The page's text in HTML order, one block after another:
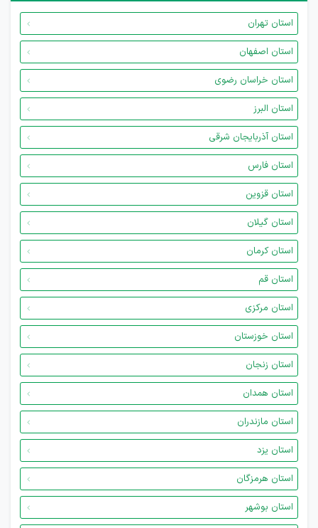
استان تهران
استان اصفهان
استان خراسان رضوی
استان البرز
استان آذربایجان شرقی
استان فارس
استان قزوین
استان گیلان
استان کرمان
استان قم
استان مرکزی
استان خوزستان
استان زنجان
استان همدان
استان مازندران
استان یزد
استان هرمزگان
استان بوشهر